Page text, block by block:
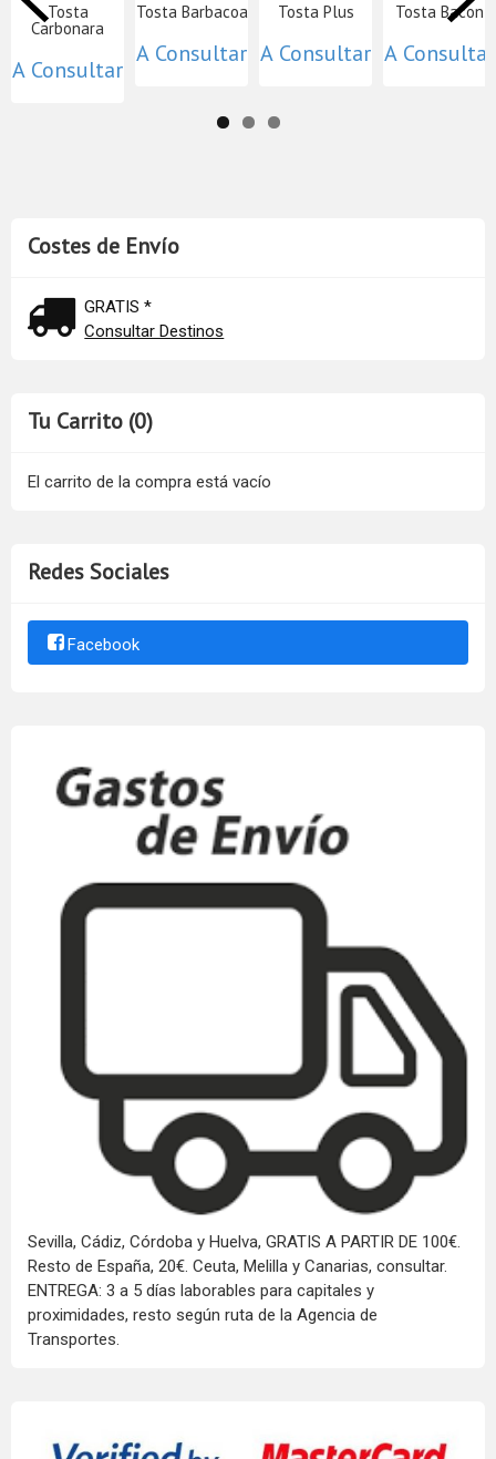
Costes de Envío
GRATIS *
Consultar Destinos
Tu Carrito (0)
El carrito de la compra está vacío
Redes Sociales
Facebook
Sevilla, Cádiz, Córdoba y Huelva, GRATIS A PARTIR DE 100€.
Resto de España, 20€. Ceuta, Melilla y Canarias, consultar.
ENTREGA: 3 a 5 días laborables para capitales y
proximidades, resto según ruta de la Agencia de
Transportes.
Tosta
Carbonara
A Consultar
Tosta Barbacoa
A Consultar
Tosta Plus
A Consultar
Tosta Bacon
A Consultar